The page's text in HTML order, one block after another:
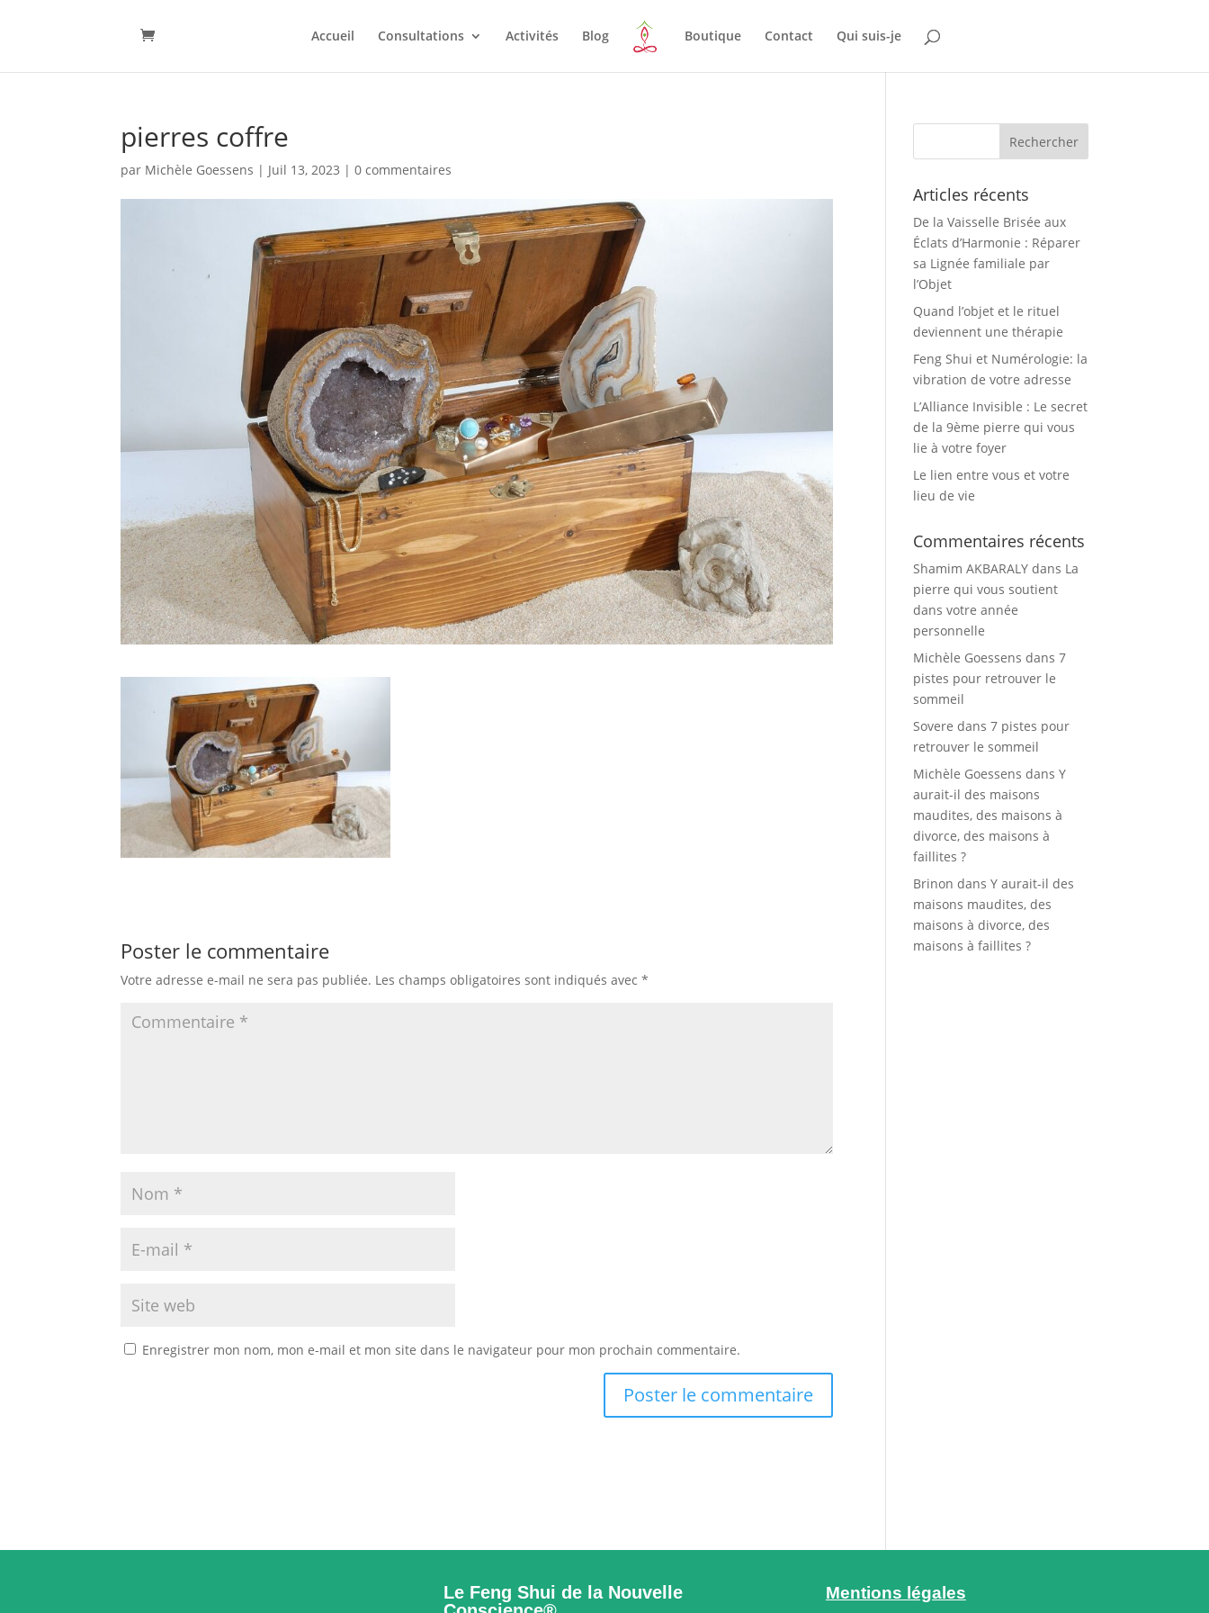
Accueil Consultations Activités Blog Boutique Contact Qui suis-je
pierres coffre
par Michèle Goessens | Juil 13, 2023 |0 commentaires
Poster le commentaire
Votre adresse e-mail ne sera pas publiée. Les champs obligatoires sont indiqués avec*
Enregistrer mon nom, mon e-mail et mon site dans le navigateur pour mon prochain commentaire.
Articles récents
De la Vaisselle Brisée aux
Éclats d’Harmonie : Réparer
sa Lignée familiale par
l’Objet
Quand l’objet et le rituel
deviennent une thérapie
Feng Shui et Numérologie: la
vibration de votre adresse
L’Alliance Invisible : Le secret
de la 9ème pierre qui vous
lie à votre foyer
Le lien entre vous et votre
lieu de vie
Commentaires récents
Shamim AKBARALY dans La
pierre qui vous soutient
dans votre année
personnelle
Michèle Goessens dans7
pistes pour retrouver le
sommeil
Sovere dans7 pistes pour
retrouver le sommeil
Michèle Goessens dansY
aurait-il des maisons
maudites, des maisons à
divorce, des maisons à
faillites ?
Brinon dansY aurait-il des
maisons maudites, des
maisons à divorce, des
maisons à faillites ?
Le Feng Shui de la Nouvelle
Mentions légales